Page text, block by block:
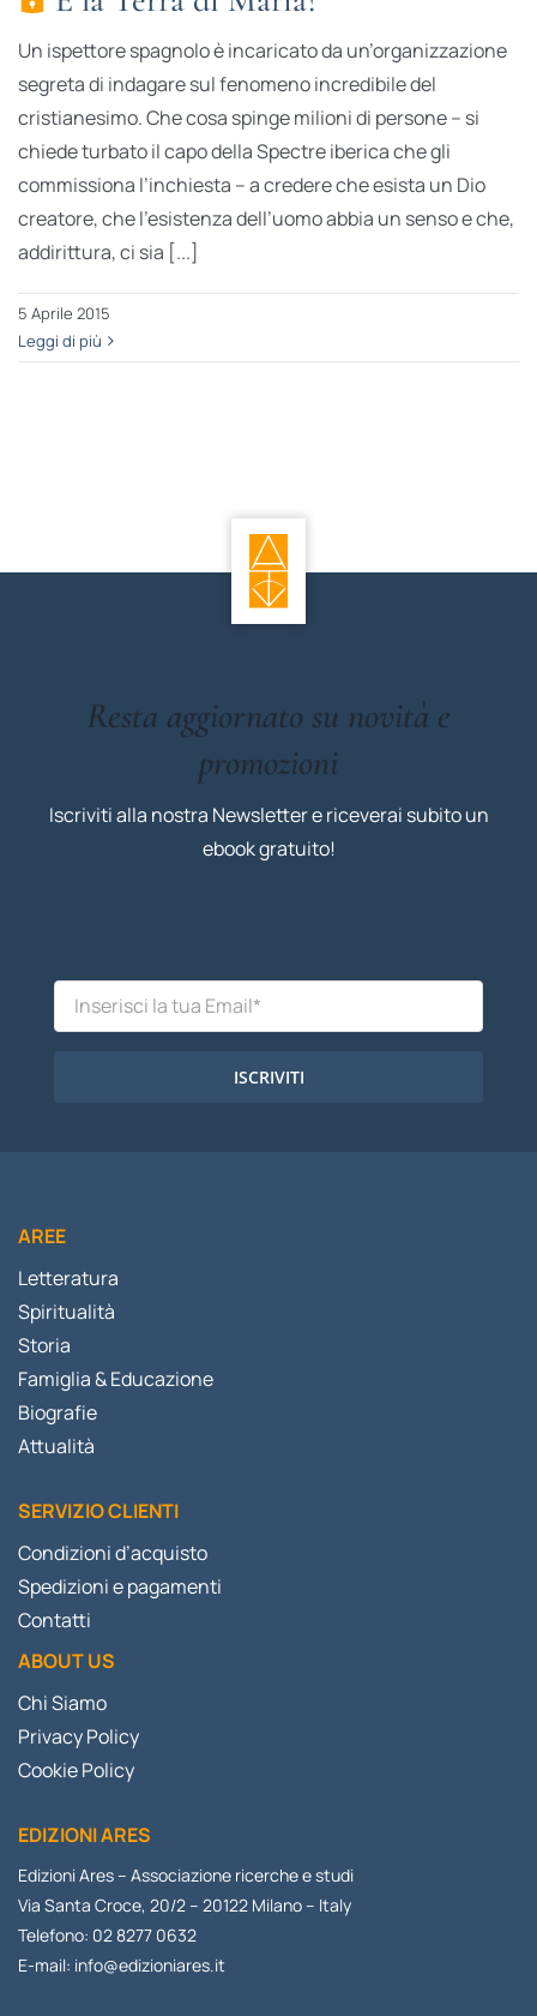
Un ispettore spagnolo è incaricato da un’organizzazione
segreta di indagare sul fenomeno incredibile del
cristianesimo. Che cosa spinge milioni di persone – si
chiede turbato il capo della Spectre iberica che gli
commissiona l’inchiesta – a credere che esista un Dio
creatore, che l’esistenza dell’uomo abbia un senso e che,
addirittura, ci sia [...]
5 Aprile 2015
Leggi di più
Resta aggiornato su novità e
promozioni
Iscriviti alla nostra Newsletter e riceverai subito un
ebook gratuito!
ISCRIVITI
AREE
Letteratura
Spiritualità
Storia
Famiglia & Educazione
Biografie
Attualità
SERVIZIO CLIENTI
Condizioni d’acquisto
Spedizioni e pagamenti
Contatti
ABOUT US
Chi Siamo
Privacy Policy
Cookie Policy
EDIZIONI ARES
Edizioni Ares – Associazione ricerche e studi
Via Santa Croce, 20/2 – 20122 Milano – Italy
Telefono: 02 8277 0632
E-mail: info@edizioniares.it